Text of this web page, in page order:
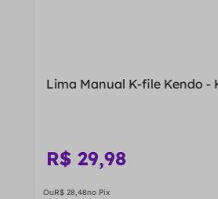
Lima Manual K-file Kendo -
R$ 29,98
OuR$ 28,48no Pix